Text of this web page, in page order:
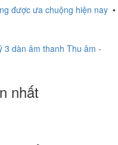
được ưa chuộng hiện nay •
3 dàn âm thanh Thu âm -
nhất